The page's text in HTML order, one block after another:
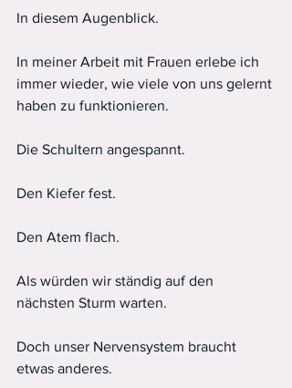
In diesem Augenblick.
In meiner Arbeit mit Frauen erlebe ich
immer wieder, wie viele von uns gelernt
haben zu funktionieren.
Die Schultern angespannt.
Den Kiefer fest.
Den Atem flach.
Als würden wir ständig auf den
nächsten Sturm warten.
Doch unser Nervensystem braucht
etwas anderes.